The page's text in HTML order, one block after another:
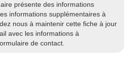
présente des informations
informations supplémentaires à
nous à maintenir cette fiche à jour
avec les informations à
de contact.